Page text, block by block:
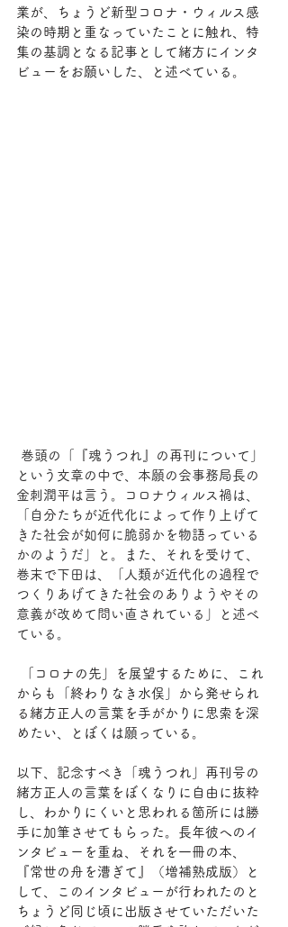
業が、ちょうど新型コロナ・ウィルス感
染の時期と重なっていたことに触れ、特
集の基調となる記事として緒方にインタ
ビューをお願いした、と述べている。
巻頭の「『魂うつれ』の再刊について」
という文章の中で、本願の会事務局長の
金刺潤平は言う。コロナウィルス禍は、
「自分たちが近代化によって作り上げて
きた社会が如何に脆弱かを物語っている
かのようだ」と。また、それを受けて、
巻末で下田は、「人類が近代化の過程で
つくりあげてきた社会のありようやその
意義が改めて問い直されている」と述べ
ている。
からも「終わりなき水俣」から発せられ
る緒方正人の言葉を手がかりに思索を深
めたい、とぼくは願っている。
以下、記念すべき「魂うつれ」再刊号の
緒方正人の言葉をぼくなりに自由に抜粋
し、わかりにくいと思われる箇所には勝
手に加筆させてもらった。長年彼へのイ
ンタビューを重ね、それを一冊の本、
『常世の舟を漕ぎて』（増補熟成版）と
して、このインタビューが行われたのと
ちょうど同じ頃に出版させていただいた